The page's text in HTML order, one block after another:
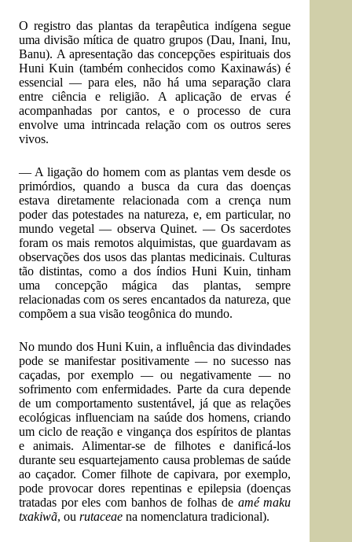
O registro das plantas da terapêutica indígena segue
uma divisão mítica de quatro grupos (Dau, Inani, Inu,
Banu). A apresentação das concepções espirituais dos
Huni Kuin (também conhecidos como Kaxinawás) é
essencial — para eles, não há uma separação clara
entre ciência e religião. A aplicação de ervas é
acompanhadas por cantos, e o processo de cura
envolve uma intrincada relação com os outros seres
vivos.
— A ligação do homem com as plantas vem desde os
primórdios, quando a busca da cura das doenças
estava diretamente relacionada com a crença num
poder das potestades na natureza, e, em particular, no
mundo vegetal — observa Quinet. — Os sacerdotes
foram os mais remotos alquimistas, que guardavam as
observações dos usos das plantas medicinais. Culturas
tão distintas, como a dos índios Huni Kuin, tinham
uma concepção mágica das plantas, sempre
relacionadas com os seres encantados da natureza, que
compõem a sua visão teogônica do mundo.
No mundo dos Huni Kuin, a influência das divindades
pode se manifestar positivamente — no sucesso nas
caçadas, por exemplo — ou negativamente — no
sofrimento com enfermidades. Parte da cura depende
de um comportamento sustentável, já que as relações
ecológicas influenciam na saúde dos homens, criando
um ciclo de reação e vingança dos espíritos de plantas
e animais. Alimentar-se de filhotes e danificá-los
durante seu esquartejamento causa problemas de saúde
ao caçador. Comer filhote de capivara, por exemplo,
pode provocar dores repentinas e epilepsia (doenças
tratadas por eles com banhos de folhas de amé maku
txakiwã, ou rutaceae na nomenclatura tradicional).